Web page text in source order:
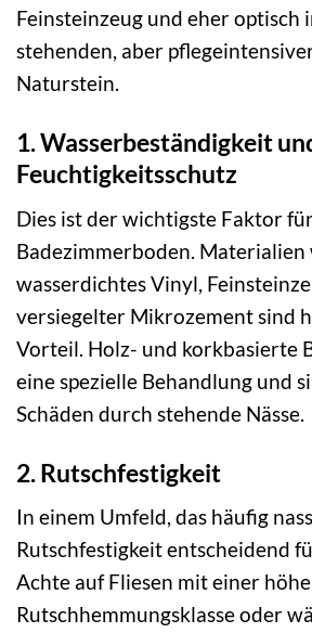
Feinsteinzeug und eher optisch
stehenden, aber
Naturstein.
1. Wasserbeständigkeit
Feuchtigkeitsschutz
Dies ist der wichtigste Faktor
Badezimmerboden. Materialien
wasserdichtes Vinyl,
versiegelter Mikrozement sind
Vorteil. Holz- und korkbasierte
eine spezielle Behandlung und
Schäden durch stehende Nässe.
2. Rutschfestigkeit
In einem Umfeld, das häufig
Rutschfestigkeit entscheidend
Achte auf Fliesen mit einer
Rutschhemmungsklasse oder